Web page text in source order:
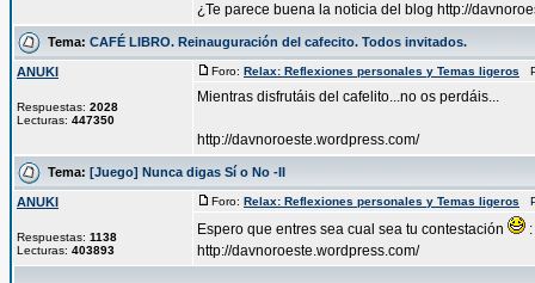
¿Te parece buena la noticia del blog http://
Tema: CAFÉ LIBRO. Reinauguración del cafecito. Todos invitados.
ANUKI
Respuestas: 2028
Lecturas: 447350
Foro: Relax: Reflexiones personales y Temas ligeros
Mientras disfrutáis del cafelito...no os perdáis...
http://davnoroeste.wordpress.com/
Tema: [Juego] Nunca digas Sí o No -II
ANUKI
Respuestas: 1138
Lecturas: 403893
Foro: Relax: Reflexiones personales y Temas ligeros
Espero que entres sea cual sea tu contestación
:
http://davnoroeste.wordpress.com/